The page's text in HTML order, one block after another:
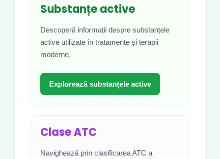
Substanțe active
Descoperă informații despre substanțele
active utilizate în tratamente și terapii
moderne.
Explorează substanțele active
Clase ATC
Navighează prin clasificarea ATC a